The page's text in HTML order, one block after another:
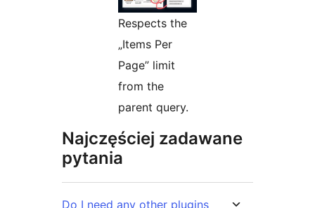
Respects the
„Items Per
Page” limit
from the
parent query.
Najczęściej zadawane
pytania
Do I need any other plugins